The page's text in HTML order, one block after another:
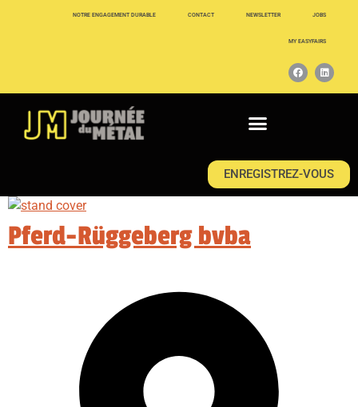
NOTRE ENGAGEMENT DURABLE CONTACT NEWSLETTER JOBS
MY EASYFAIRS
ENREGISTREZ-VOUS
Pferd-Rüggeberg bvba